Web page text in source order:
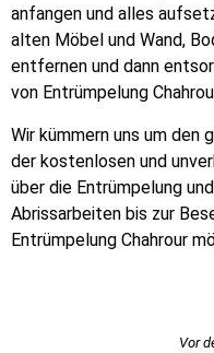
anfangen und alles
alten Möbel und Wand,
entfernen und dann
von Entrümpelung
Wir kümmern uns um den
der kostenlosen und
über die Entrümpelung
Abrissarbeiten bis zur
Entrümpelung Chahrour
Vor